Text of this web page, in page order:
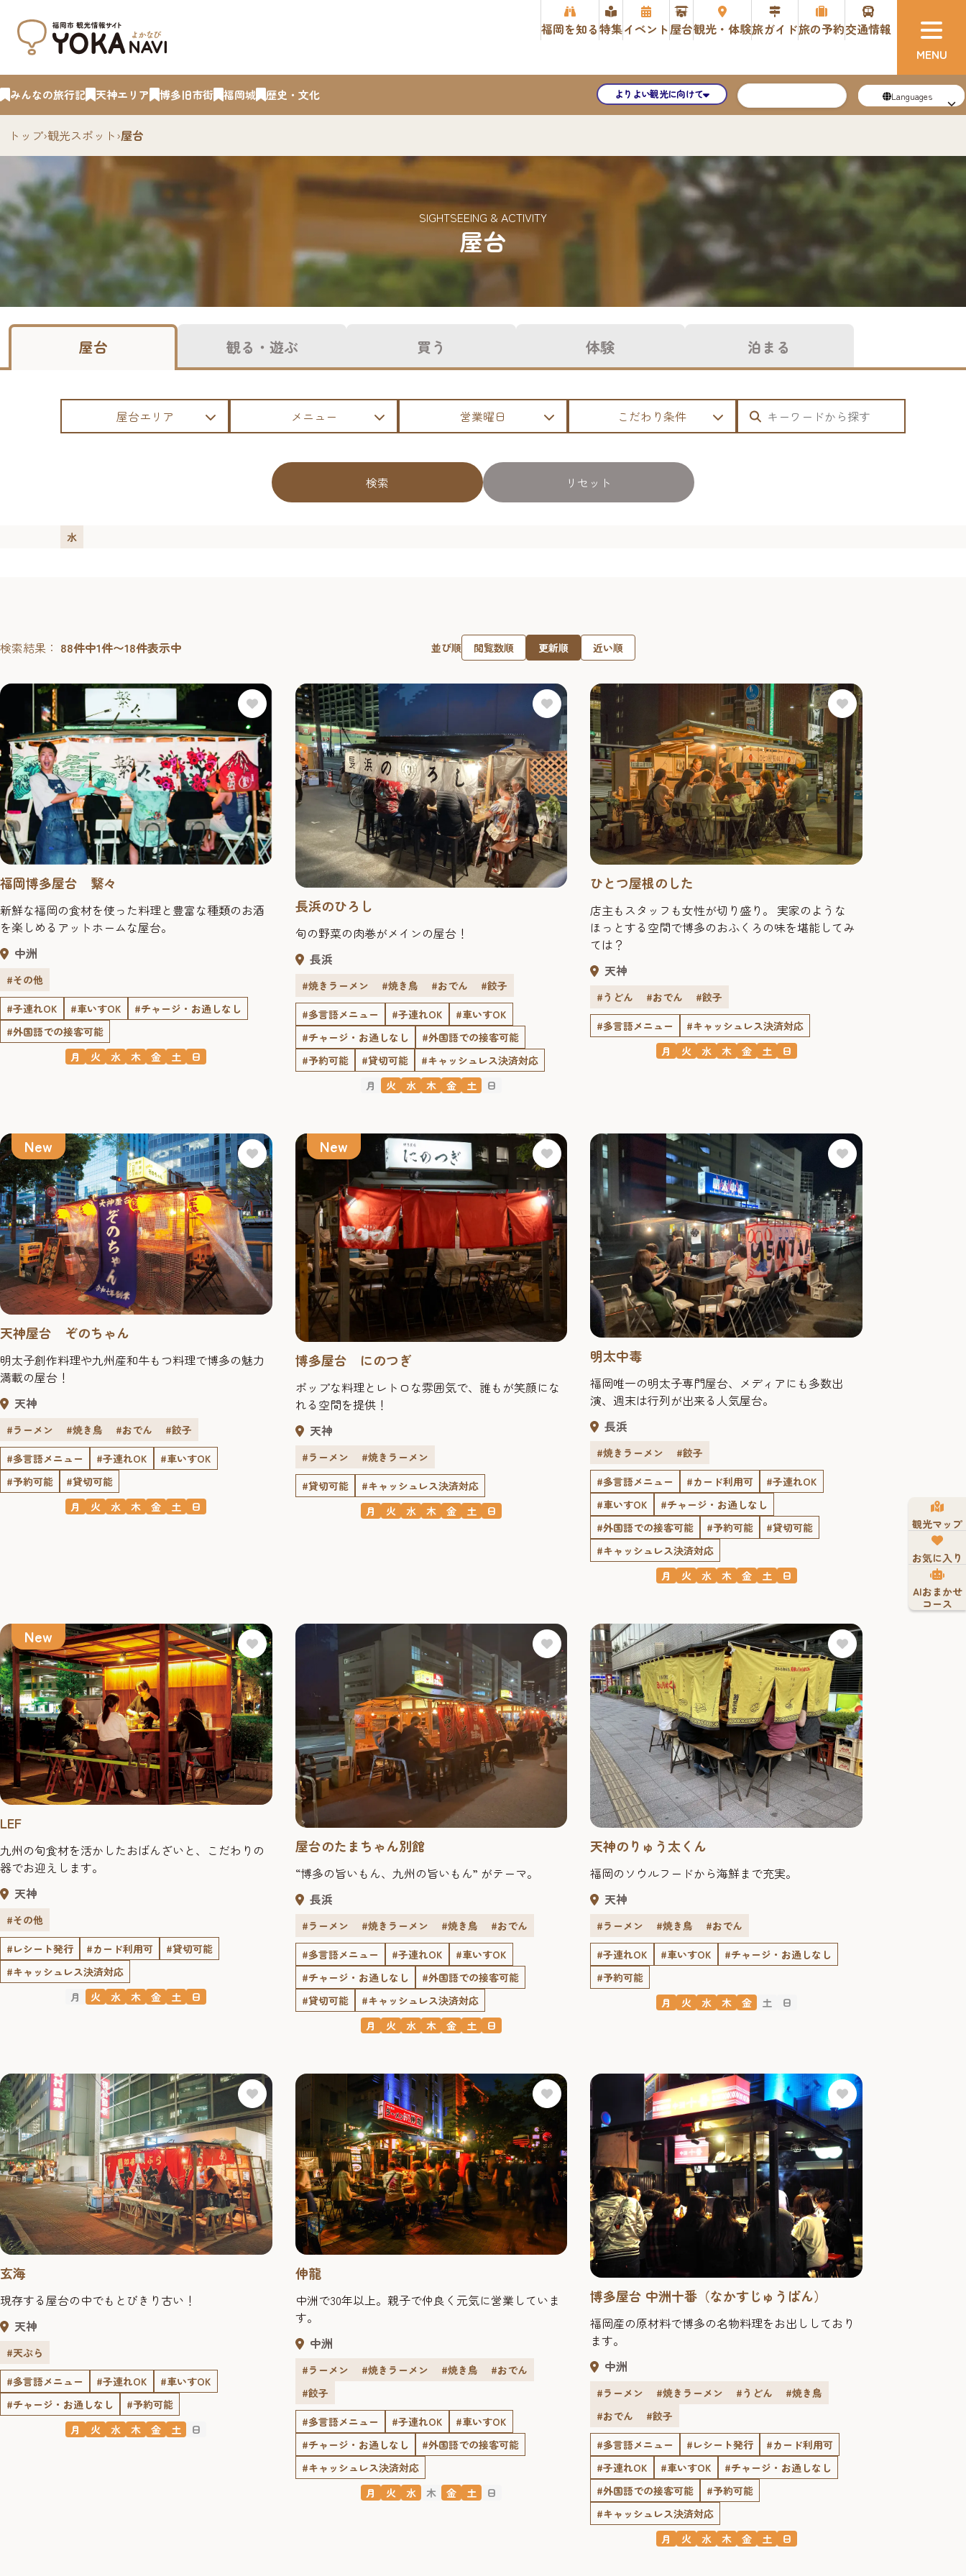
福岡を知る特集イベント屋台観光・体験旅ガイド旅の予約交通情報
みんなの旅行記 天神エリア 博多旧市街 福岡城 歴史・文化 よりよい観光に向けて Languages
トップ›観光スポット›屋台
屋台
SIGHTSEEING & ACTIVITY
屋台 観る・遊ぶ 買う 体験 泊まる
屋台エリア メニュー 営業曜日 こだわり条件
検索 リセット
水
検索結果： 88件中1件〜18件表示中 並び順 閲覧数順 更新順 近い順
福岡博多屋台 繋々
新鮮な福岡の食材を使った料理と豊富な種類のお酒
を楽しめるアットホームな屋台。
中洲
#その他
#子連れOK
#車いすOK
#チャージ・お通しなし
#外国語での接客可能
月
火 水 木 金 土 日
長浜のひろし
旬の野菜の肉巻がメインの屋台！
長浜
#焼きラーメン #焼き鳥 #おでん
#餃子
#多言語メニュー
#子連れOK
#車いすOK
#チャージ・お通しなし
#外国語での接客可能
#予約可能
#貸切可能
#キャッシュレス決済対応
月
火 水 木 金 土 日
ひとつ屋根のした
店主もスタッフも女性が切り盛り。 実家のような
ほっとする空間で博多のおふくろの味を堪能してみ
ては？
天神
#うどん #おでん
#餃子
#多言語メニュー
#キャッシュレス決済対応
月
火 水 木 金 土 日
New
天神屋台 ぞのちゃん
明太子創作料理や九州産和牛もつ料理で博多の魅力
満載の屋台！
天神
#ラーメン #焼き鳥 #おでん
#餃子
#多言語メニュー
#子連れOK
#車いすOK
#予約可能
#貸切可能
月
火 水 木 金 土 日
New
博多屋台 にのつぎ
ポップな料理とレトロな雰囲気で、誰もが笑顔にな
れる空間を提供！
天神
#ラーメン
#焼きラーメン
#貸切可能
#キャッシュレス決済対応
月
火 水 木 金 土 日
明太中毒
福岡唯一の明太子専門屋台、メディアにも多数出
演、週末は行列が出来る人気屋台。
長浜
#焼きラーメン
#餃子
#多言語メニュー
#カード利用可
#子連れOK
#車いすOK
#チャージ・お通しなし
#外国語での接客可能
#予約可能
#貸切可能
#キャッシュレス決済対応
月
火 水 木 金 土 日
New
LEF
九州の旬食材を活かしたおばんざいと、こだわりの
器でお迎えします。
天神
#その他
#レシート発行
#カード利用可
#貸切可能
#キャッシュレス決済対応
月
火 水 木 金 土 日
屋台のたまちゃん別館
“博多の旨いもん、九州の旨いもん” がテーマ。
長浜
#ラーメン #焼きラーメン #焼き鳥
#おでん
#多言語メニュー
#子連れOK
#車いすOK
#チャージ・お通しなし
#外国語での接客可能
#貸切可能
#キャッシュレス決済対応
月
火 水 木 金 土 日
天神のりゅう太くん
福岡のソウルフードから海鮮まで充実。
天神
#ラーメン #焼き鳥
#おでん
#子連れOK
#車いすOK
#チャージ・お通しなし
#予約可能
月
火 水 木 金 土 日
玄海
現存する屋台の中でもとびきり古い！
天神
#天ぷら
#多言語メニュー
#子連れOK
#車いすOK
#チャージ・お通しなし
#予約可能
月
火 水 木 金 土 日
伸龍
中洲で30年以上。親子で仲良く元気に営業していま
す。
中洲
#ラーメン #焼きラーメン #焼き鳥
#おでん
#餃子
#多言語メニュー
#子連れOK
#車いすOK
#チャージ・お通しなし
#外国語での接客可能
#キャッシュレス決済対応
月
火 水 木 金 土 日
博多屋台 中洲十番（なかすじゅうばん）
福岡産の原材料で博多の名物料理をお出ししており
ます。
中洲
#ラーメン #焼きラーメン #うどん
#焼き鳥
#おでん
#餃子
#多言語メニュー
#レシート発行
#カード利用可
#子連れOK
#車いすOK
#チャージ・お通しなし
#外国語での接客可能
#予約可能
#キャッシュレス決済対応
月
火 水 木 金 土 日
観光マップ
お気に入り
AIおまかせ
コース